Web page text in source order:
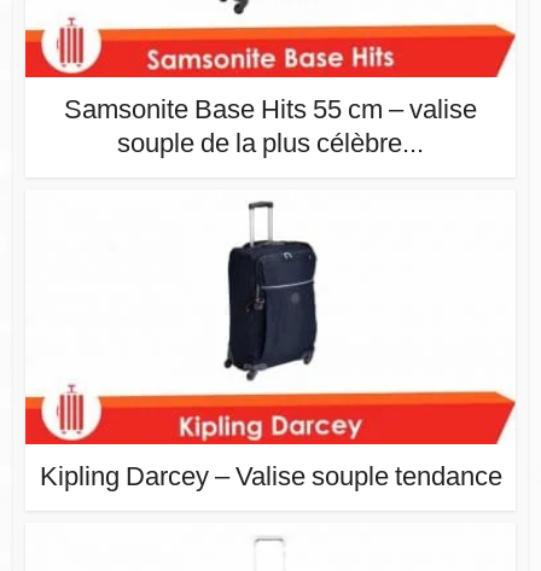
Samsonite Base Hits 55 cm – valise
souple de la plus célèbre...
Kipling Darcey – Valise souple tendance